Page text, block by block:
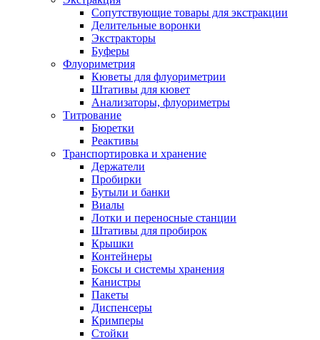
Сопутствующие товары для экстракции
Делительные воронки
Экстракторы
Буферы
Флуориметрия
Кюветы для флуориметрии
Штативы для кювет
Анализаторы, флуориметры
Титрование
Бюретки
Реактивы
Транспортировка и хранение
Держатели
Пробирки
Бутыли и банки
Виалы
Лотки и переносные станции
Штативы для пробирок
Крышки
Контейнеры
Боксы и системы хранения
Канистры
Пакеты
Диспенсеры
Кримперы
Стойки